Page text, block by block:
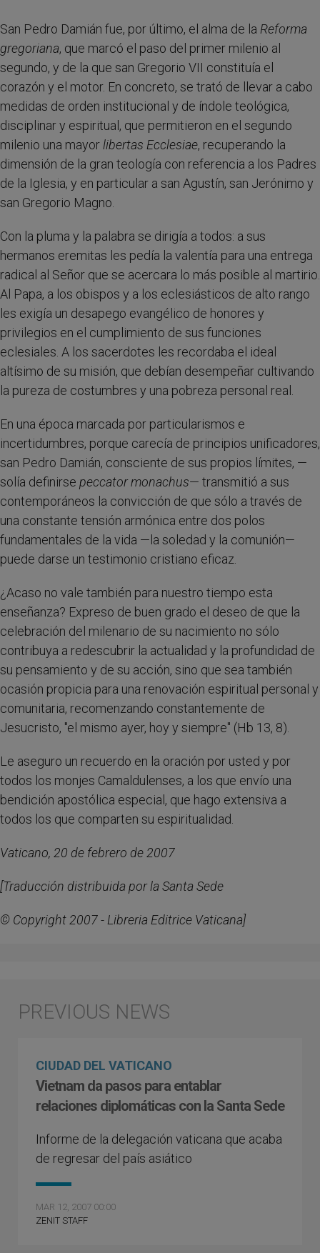
San Pedro Damián fue, por último, el alma de la Reforma
gregoriana, que marcó el paso del primer milenio al
segundo, y de la que san Gregorio VII constituía el
corazón y el motor. En concreto, se trató de llevar a cabo
medidas de orden institucional y de índole teológica,
disciplinar y espiritual, que permitieron en el segundo
milenio una mayorlibertas Ecclesiae, recuperando la
dimensión de la gran teología con referencia a los Padres
de la Iglesia, y en particular a san Agustín, san Jerónimo y
san Gregorio Magno.
Con la pluma y la palabra se dirigía a todos: a sus
hermanos eremitas les pedía la valentía para una entrega
radical al Señor que se acercara lo más posible al martirio.
Al Papa, a los obispos y a los eclesiásticos de alto rango
les exigía un desapego evangélico de honores y
privilegios en el cumplimiento de sus funciones
eclesiales. A los sacerdotes les recordaba el ideal
altísimo de su misión, que debían desempeñar cultivando
la pureza de costumbres y una pobreza personal real.
En una época marcada por particularismos e
incertidumbres, porque carecía de principios unificadores,
san Pedro Damián, consciente de sus propios límites, —
solía definirse peccator monachus— transmitió a sus
contemporáneos la convicción de que sólo a través de
una constante tensión armónica entre dos polos
fundamentales de la vida —la soledad y la comunión—
puede darse un testimonio cristiano eficaz.
¿Acaso no vale también para nuestro tiempo esta
enseñanza? Expreso de buen grado el deseo de que la
celebración del milenario de su nacimiento no sólo
contribuya a redescubrir la actualidad y la profundidad de
su pensamiento y de su acción, sino que sea también
ocasión propicia para una renovación espiritual personal y
comunitaria, recomenzando constantemente de
Jesucristo, "el mismo ayer, hoy y siempre" (Hb 13, 8).
Le aseguro un recuerdo en la oración por usted y por
todos los monjes Camaldulenses, a los que envío una
bendición apostólica especial, que hago extensiva a
todos los que comparten su espiritualidad.
Vaticano, 20 de febrero de 2007
[Traducción distribuida por la Santa Sede
© Copyright 2007 - Libreria Editrice Vaticana]
CIUDAD DEL VATICANO
Vietnam da pasos para entablar
relaciones diplomáticas con la Santa Sede
Informe de la delegación vaticana que acaba
de regresar del país asiático
MAR 12, 2007 00:00
ZENIT STAFF